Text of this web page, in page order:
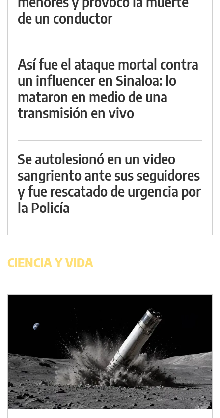
de un conductor
Así fue el ataque mortal contra
un influencer en Sinaloa: lo
mataron en medio de una
transmisión en vivo
Se autolesionó en un video
sangriento ante sus seguidores
y fue rescatado de urgencia por
la Policía
CIENCIA Y VIDA